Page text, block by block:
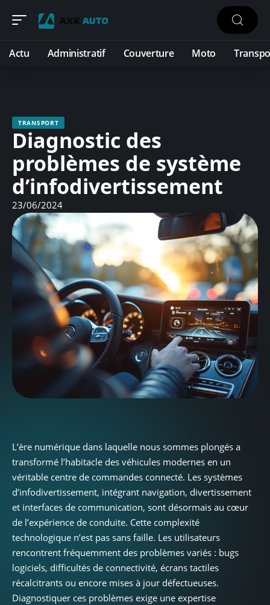
Actu Administratif Couverture Moto
TRANSPORT
Diagnostic des
problèmes de système
d’infodivertissement
23/06/2024
L’ère numérique dans laquelle nous sommes plongés a
transformé l’habitacle des véhicules modernes en un
véritable centre de commandes connecté. Les systèmes
d’infodivertissement, intégrant navigation, divertissement
et interfaces de communication, sont désormais au cœur
de l’expérience de conduite. Cette complexité
technologique n’est pas sans faille. Les utilisateurs
rencontrent fréquemment des problèmes variés : bugs
logiciels, difficultés de connectivité, écrans tactiles
récalcitrants ou encore mises à jour défectueuses.
Diagnostiquer ces problèmes exige une expertise